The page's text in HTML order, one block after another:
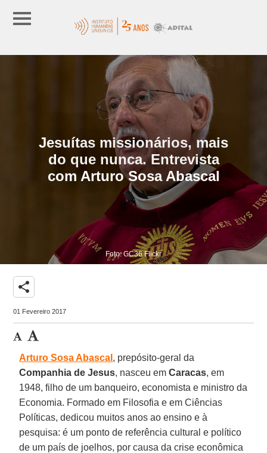
Jesuítas missionários, mais
do que nunca. Entrevista
com Arturo Sosa Abascal
Foto: GC36 Flickr
share
01 Fevereiro 2017
Arturo Sosa Abascal , prepósito-geral da
Companhia de Jesus, nasceu emCaracas, em
1948, filho de um banqueiro, economista e ministro da
Economia. Formado em Filosofia e em Ciências
Políticas, dedicou muitos anos ao ensino e à
pesquisa: é um ponto de referência cultural e político
de um país de joelhos, por causa da crise econômica